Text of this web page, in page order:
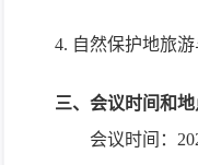
4. 自然保护地旅
三、 会议时间和地
会议时间：